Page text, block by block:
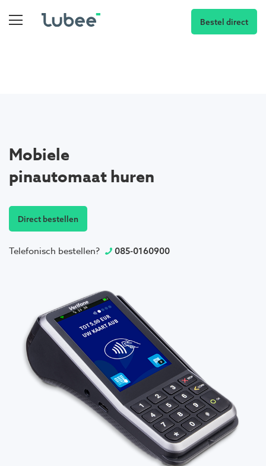
Bestel direct
Mobiele
pinautomaat huren
Direct bestellen
Telefonisch bestellen? 085-0160900